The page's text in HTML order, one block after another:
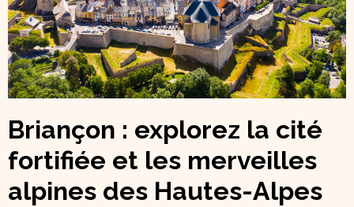
Briançon : explorez la cité
fortifiée et les merveilles
alpines des Hautes-Alpes